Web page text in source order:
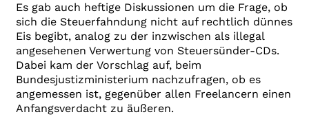
Es gab auch heftige Diskussionen um die Frage, ob
sich die Steuerfahndung nicht auf rechtlich dünnes
Eis begibt, analog zu der inzwischen als illegal
angesehenen Verwertung von Steuersünder-CDs.
Dabei kam der Vorschlag auf, beim
Bundesjustizministerium nachzufragen, ob es
angemessen ist, gegenüber allen Freelancern einen
Anfangsverdacht zu äußeren.